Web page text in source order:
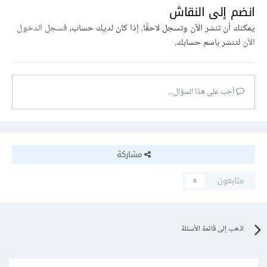
انضم إلى النقاش
يمكنك أن تنشر الآن وتسجل لاحقًا. إذا كان لديك حساب،فسجل الدخول
الآنلتنشر باسم حسابك.
أجب على هذا السؤال...
مشاركة
متابعون
0
اذهب إلى قائمة الأسئلة